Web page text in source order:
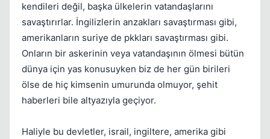
kendileri değil, başka ülkelerin vatandaşlarını
savaştırırlar. İngilizlerin anzakları savaştırması gibi,
amerikanların suriye de pkkları savaştırması gibi.
Onların bir askerinin veya vatandaşının ölmesi bütün
dünya için yas konusuyken biz de her gün birileri
ölse de hiç kimsenin umurunda olmuyor, şehit
haberleri bile altyazıyla geçiyor.
Haliyle bu devletler, israil, ingiltere, amerika gibi